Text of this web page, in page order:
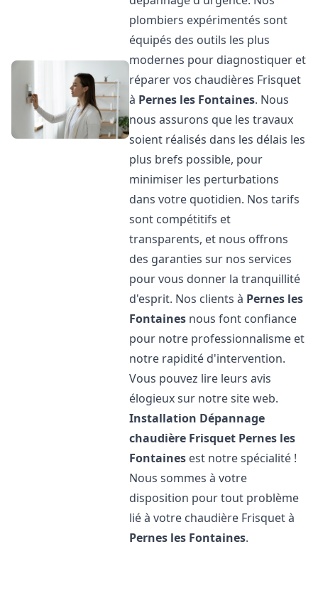
plombiers expérimentés sont
équipés des outils les plus
modernes pour diagnostiquer et
réparer vos chaudières Frisquet
à Pernes les Fontaines. Nous
nous assurons que les travaux
soient réalisés dans les délais les
plus brefs possible, pour
minimiser les perturbations
dans votre quotidien. Nos tarifs
sont compétitifs et
transparents, et nous offrons
des garanties sur nos services
pour vous donner la tranquillité
d'esprit. Nos clients à Pernes les
Fontaines nous font confiance
pour notre professionnalisme et
notre rapidité d'intervention.
Vous pouvez lire leurs avis
élogieux sur notre site web.
Installation Dépannage
chaudière Frisquet Pernes les
Fontaines est notre spécialité !
Nous sommes à votre
disposition pour tout problème
lié à votre chaudière Frisquet à
Pernes les Fontaines.